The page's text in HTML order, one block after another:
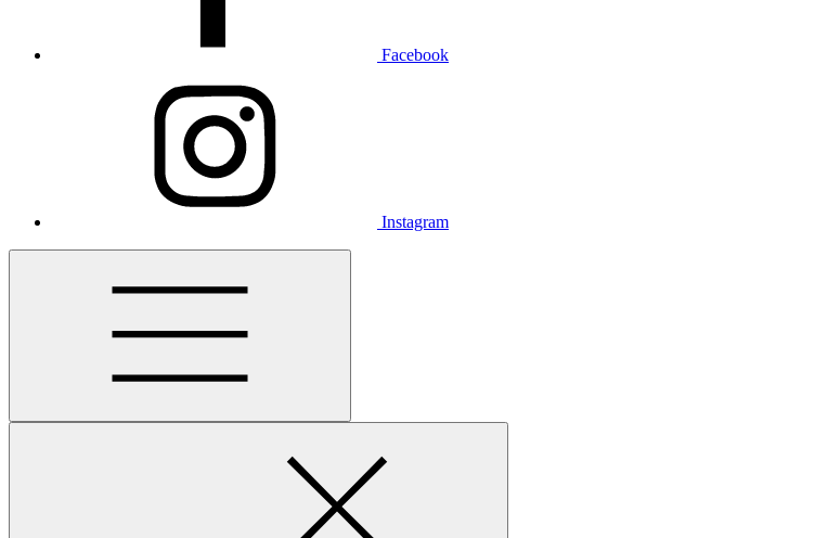
Facebook
Instagram